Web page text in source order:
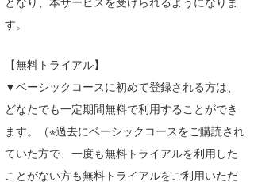
す。
【無料トライアル】
▼ベーシックコースに初めて登録される方は、
どなたでも一定期間無料で利用することができ
ます。（※過去にベーシックコースをご購読され
ていた方で、一度も無料トライアルを利用した
ことがない方も無料トライアルをご利用いただ